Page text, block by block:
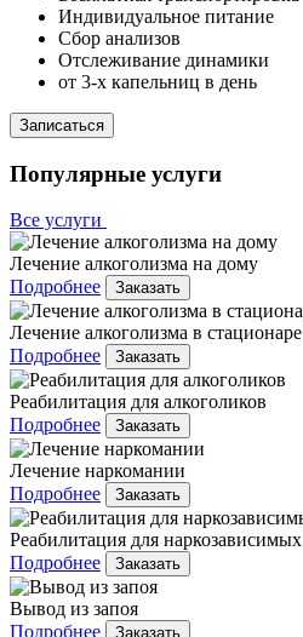
Индивидуальное питание
Сбор анализов
Отслеживание динамики
от 3-х капельниц в день
Записаться
Популярные услуги
Все услуги
Лечение алкоголизма на дому
Подробнее
Заказать
Лечение алкоголизма в стационаре
Подробнее
Заказать
Реабилитация для алкоголиков
Подробнее
Заказать
Лечение наркомании
Подробнее
Заказать
Реабилитация для наркозависимых
Подробнее
Заказать
Вывод из запоя
Подробнее
Заказать